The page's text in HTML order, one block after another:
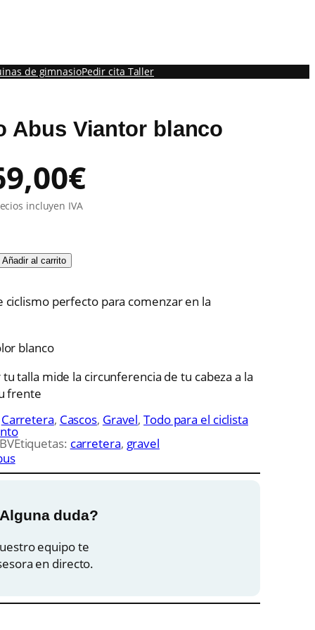
de gimnasioPedir cita Taller
Abus Viantor blanco
€E
r
c
i
o
a
c
t
incluyen IVA
Añadir al carrito
ciclismo perfecto para comenzar en la
blanco
tu talla mide la circunferencia de tu cabeza a la
frente
Carretera, Cascos, Gravel, Todo para el ciclista
Etiquetas: carretera, gravel
duda?
equipo te
en directo.